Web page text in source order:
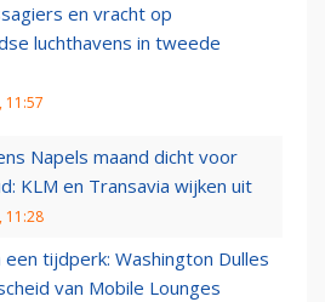
en vracht op
luchthavens in tweede
11:57
Napels maand dicht voor
KLM en Transavia wijken uit
11:28
een tijdperk: Washington Dulles
van Mobile Lounges